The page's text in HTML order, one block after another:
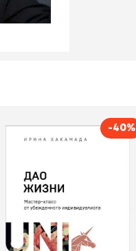
-40%
Издательство